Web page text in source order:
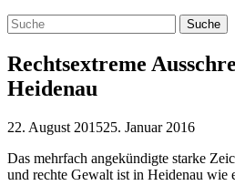
Rechtsextreme
Heidenau
22. August 201525. Januar 2016
Das mehrfach angekündigte starke
und rechte Gewalt ist in Heidenau wie